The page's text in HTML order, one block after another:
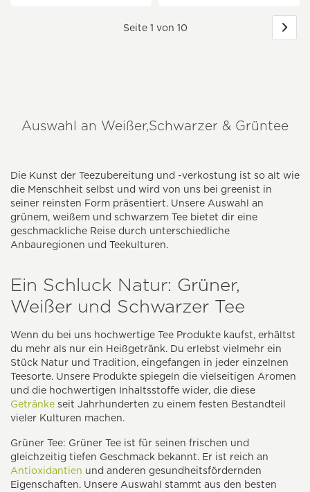
Seite 1 von 10
Auswahl an Weißer,Schwarzer & Grüntee
Die Kunst der Teezubereitung und -verkostung ist so alt wie
die Menschheit selbst und wird von uns bei greenist in
seiner reinsten Form präsentiert. Unsere Auswahl an
grünem, weißem und schwarzem Tee bietet dir eine
geschmackliche Reise durch unterschiedliche
Anbauregionen und Teekulturen.
Ein Schluck Natur: Grüner,
Weißer und Schwarzer Tee
Wenn du bei uns hochwertige Tee Produkte kaufst, erhältst
du mehr als nur ein Heißgetränk. Du erlebst vielmehr ein
Stück Natur und Tradition, eingefangen in jeder einzelnen
Teesorte. Unsere Produkte spiegeln die vielseitigen Aromen
und die hochwertigen Inhaltsstoffe wider, die diese
Getränke seit Jahrhunderten zu einem festen Bestandteil
vieler Kulturen machen.
Grüner Tee: Grüner Tee ist für seinen frischen und
gleichzeitig tiefen Geschmack bekannt. Er ist reich an
Antioxidantien und anderen gesundheitsfördernden
Eigenschaften. Unsere Auswahl stammt aus den besten